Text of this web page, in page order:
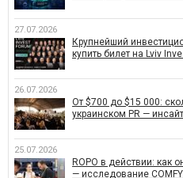
27.07.2026
Крупнейший
купить билет на Lviv
26.07.2026
От $700 до $15 000:
украинском PR —
25.07.2026
ROPO в действии: как
— исследование COMFY